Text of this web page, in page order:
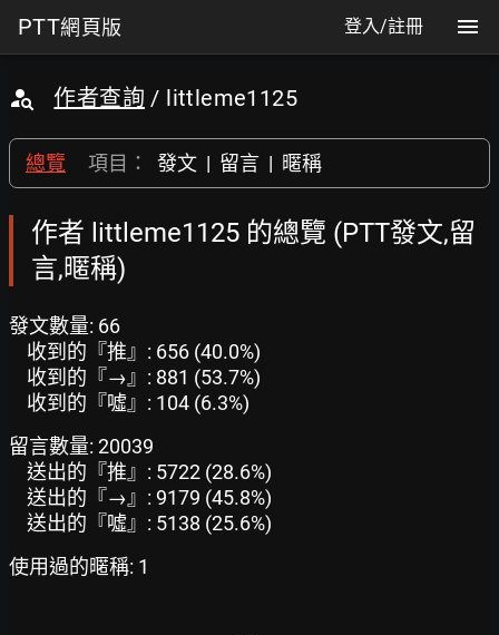
PTT網頁版 登入/註冊
作者查詢 / littleme1125
總覽 項目： 發文 | 留言 | 暱稱
作者 littleme1125 的總覽 (PTT發文,留
言,暱稱)
發文數量: 66
收到的『推』: 656 (40.0%)
收到的『→』: 881 (53.7%)
收到的『噓』: 104 (6.3%)
留言數量: 20039
送出的『推』: 5722 (28.6%)
送出的『→』: 9179 (45.8%)
送出的『噓』: 5138 (25.6%)
使用過的暱稱: 1